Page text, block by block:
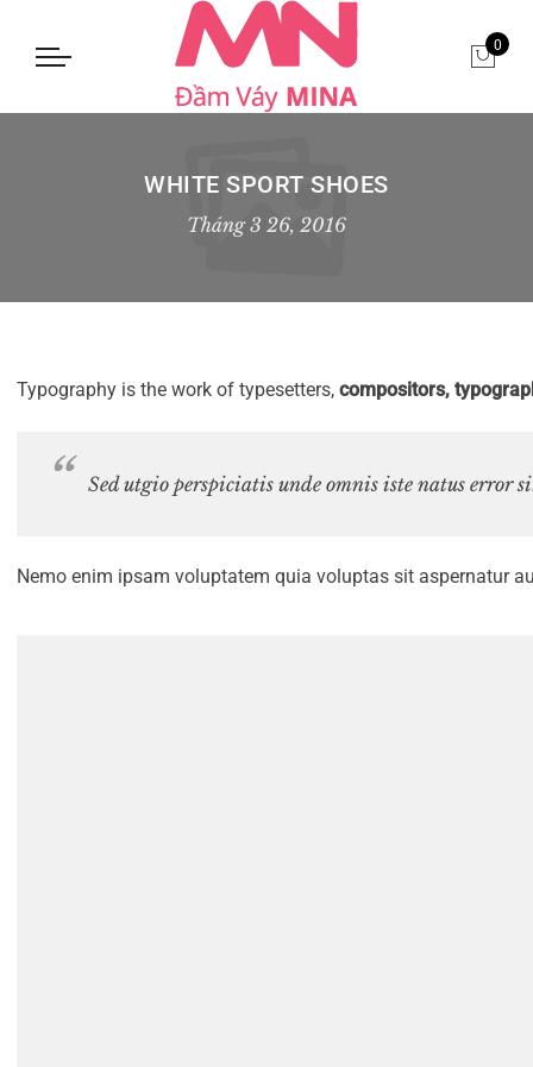
0
WHITE SPORT SHOES
Tháng 3 26, 2016
Typography is the work of typesetters, compositors,
Sed utgio perspiciatis unde omnis iste natus error
Nemo enim ipsam voluptatem quia voluptas sit aspernatur